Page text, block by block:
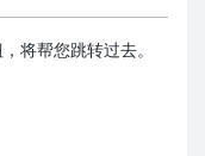
将帮您跳转过去。